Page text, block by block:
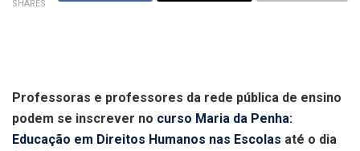
SHARES
Professoras e professores da rede pública de ensino
podem se inscrever no curso Maria da Penha:
Educação em Direitos Humanos nas Escolas até o dia